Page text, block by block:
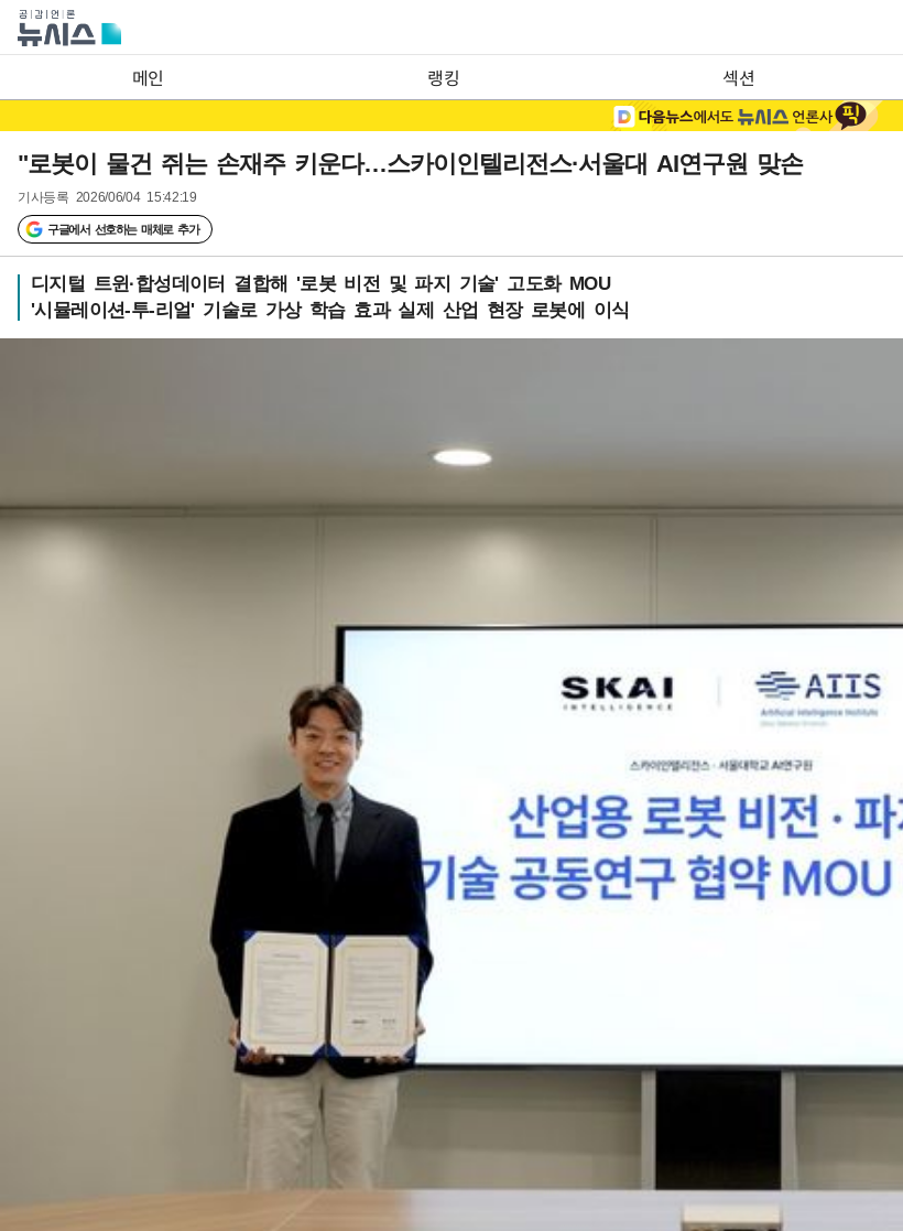
메인 랭킹 섹션
"로봇이 물건 쥐는 손재주 키운다…스카이인텔리전스·서울대 AI연구원 맞손
기사등록 2026/06/04 15:42:19
구글에서 선호하는 매체로 추가
디지털 트윈·합성데이터 결합해 '로봇 비전 및 파지 기술' 고도화 MOU
'시뮬레이션-투-리얼' 기술로 가상 학습 효과 실제 산업 현장 로봇에 이식